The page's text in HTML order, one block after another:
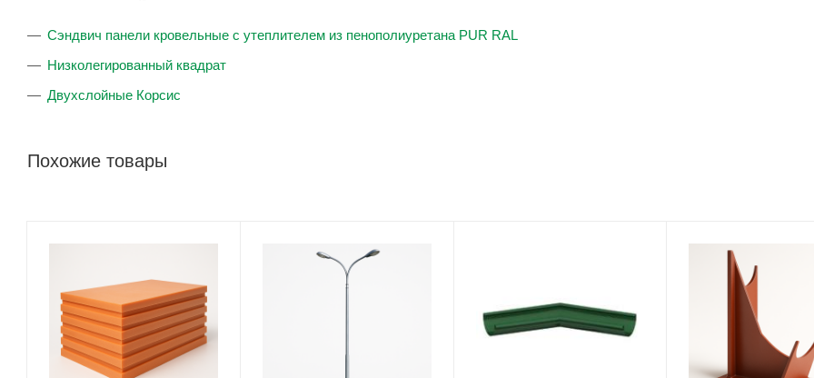
Сэндвич панели кровельные с утеплителем из пенополиуретана PUR RAL
Низколегированный квадрат
Двухслойные Корсис
Похожие товары